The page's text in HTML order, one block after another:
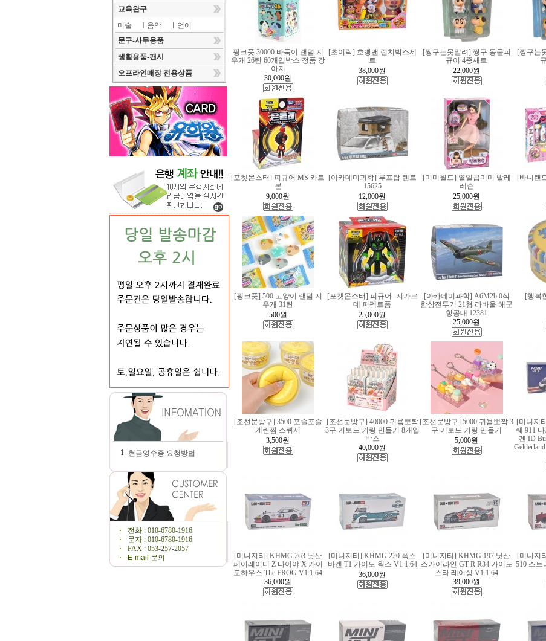
교육완구
미술
음악
언어
문구-사무용품
생활용품-팬시
오프라인매장 전용상품
1 현금영수증 요청방법
전화 : 010-6780-1916
문자 : 010-6780-1916
FAX : 053-257-2057
E-mail 문의
핑크풋 30000 바둑이 랜덤 지
우개 26탄 60개입박스 정품 강
아지
30,000원
[초이락] 호빵맨 런치박스세
트
38,000원
[짱구는못말려] 짱구 동물피
규어 4종세트
22,000원
[짱구는
[포켓몬스터] 피규어 MS 카르
본
9,000원
[아카데미과학] 루프탑 텐트
15625
12,000원
[미미월드] 열일곱미미 발레
레슨
25,000원
[바니랜
[핑크풋] 500 고양이 랜덤 지
우개 31탄
500원
[포켓몬스터] 피규어- 지가르
데 퍼펙트폼
25,000원
[아카데미과학] A6M2b 0식
함상전투기 21형 라바울 해군
항공대 12381
25,000원
[행복
[조선문방구] 3500 포슬포슬
계란찜 스퀴시
3,500원
[조선문방구] 40000 귀욤뽀짝
3구 키보드 키링 만들기 8개입
박스
40,000원
[조선문방구] 5000 귀욤뽀짝 3
구 키보드 키링 만들기
5,000원
[미니지
쉐 911
겐 ID
[미니지티] KHMG 263 닛산
페어레이디 Z 타이야 X 카이
도하우스 The FROG V1 1:64
36,000원
[미니지티] KHMG 220 폭스
바겐 T1 카이도 웍스 V1 1:64
36,000원
[미니지티] KHMG 197 닛산
스카이라인 GT-R R34 카이도
스타 레이싱 V1 1:64
39,000원
[미니지
510 스트